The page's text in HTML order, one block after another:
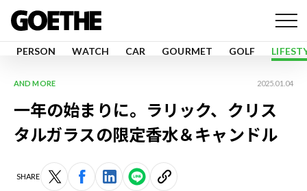
PERSON WATCH CAR GOURMET GOLF
AND MORE 2025.01.04
一年の始まりに。ラリック、クリス
タルガラスの限定香水＆キャンドル
SHARE